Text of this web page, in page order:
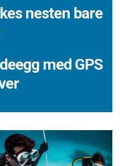
nesten bare
med GPS